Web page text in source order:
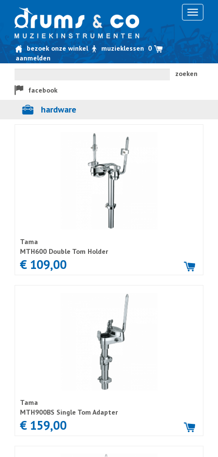
Toggle
bezoek onze winkel muzieklessen 0
aanmelden
zoeken
facebook
hardware
Tama
MTH600 Double Tom Holder
€ 109,00
Tama
MTH900BS Single Tom Adapter
€ 159,00